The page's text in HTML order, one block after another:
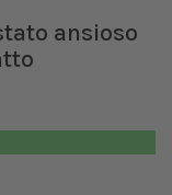
ansioso